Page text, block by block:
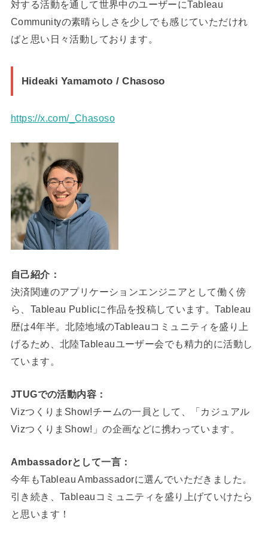
対する活動を通して世界中のユーザーにTableau
Communityの素晴らしさを少しでも感じていただけれ
ばと思い日々活動しております。
Hideaki Yamamoto / Chasoso
https://x.com/_Chasoso
自己紹介：
決済関連のアプリケーションエンジニアとして働く傍
ら、Tableau Publicに作品を投稿しています。Tableau
歴は4年半。北陸地域のTableauコミュニティを盛り上
げるため、北陸Tableauユーザー会でも精力的に活動し
ています。
JTUGでの活動内容：
VizつくりまShow!チームの一員として、「カジュアル
VizつくりまShow!」の企画などに携わっています。
Ambassadorとして一言：
今年もTableau Ambassadorに選んでいただきました。
引き続き、Tableauコミュニティを盛り上げていけたら
と思います！